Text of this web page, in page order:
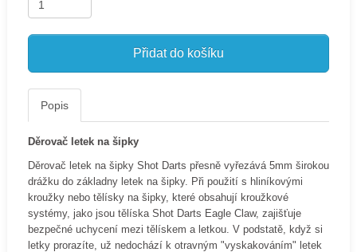
Přidat do košíku
Popis
Děrovač letek na šipky
Děrovač letek na šipky Shot Darts přesně vyřezává 5mm širokou
drážku do základny letek na šipky. Při použití s ​​hliníkovými
kroužky nebo tělísky na šipky, které obsahují kroužkové
systémy, jako jsou tělíska Shot Darts Eagle Claw, zajišťuje
bezpečné uchycení mezi tělískem a letkou. V podstatě, když si
letky prorazíte, už nedochází k otravným "vyskakováním" letek